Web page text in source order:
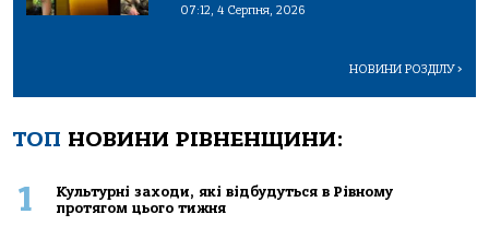
07:12, 4 Серпня, 2026
НОВИНИ РОЗДІЛУ>
ТОП НОВИНИ РІВНЕНЩИНИ:
1
Культурні заходи, які відбудуться в Рівному
протягом цього тижня